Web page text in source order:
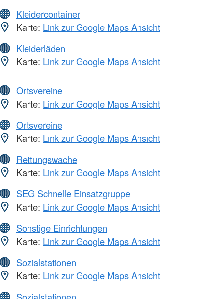
Kleidercontainer
Karte: Link zur Google Maps Ansicht
Kleiderläden
Karte: Link zur Google Maps Ansicht
Ortsvereine
Karte: Link zur Google Maps Ansicht
Ortsvereine
Karte: Link zur Google Maps Ansicht
Rettungswache
Karte: Link zur Google Maps Ansicht
SEG Schnelle Einsatzgruppe
Karte: Link zur Google Maps Ansicht
Sonstige Einrichtungen
Karte: Link zur Google Maps Ansicht
Sozialstationen
Karte: Link zur Google Maps Ansicht